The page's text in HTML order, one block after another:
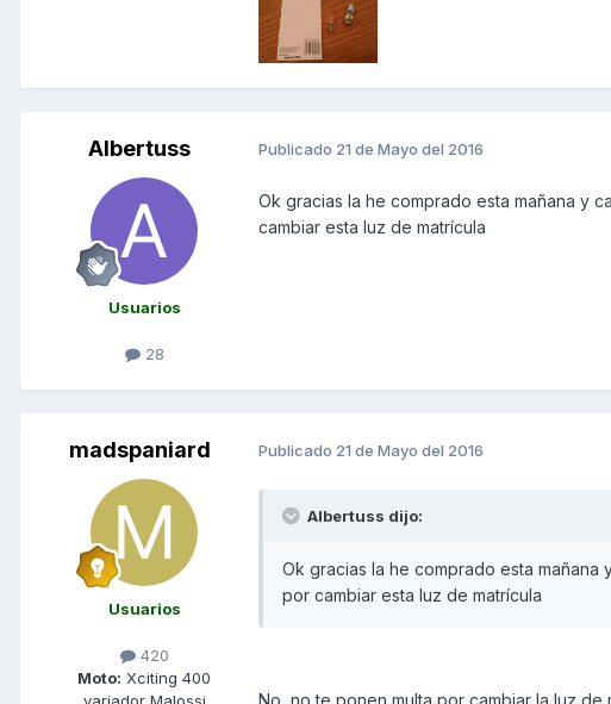
Albertuss
Usuarios
28
Publicado 21 de Mayo del 2016
Ok gracias la he comprado esta mañana y
cambiar esta luz de matrícula
madspaniard
Usuarios
420
Moto: Xciting 400
Publicado 21 de Mayo del 2016
Albertuss dijo:
Ok gracias la he comprado esta
por cambiar esta luz de matrícula
No, no te ponen multa por cambiar la luz